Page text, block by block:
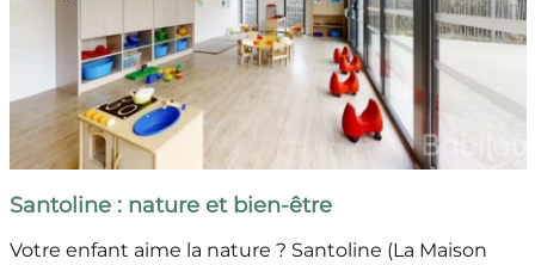
Santoline : nature et bien-être
Votre enfant aime la nature ? Santoline (La Maison